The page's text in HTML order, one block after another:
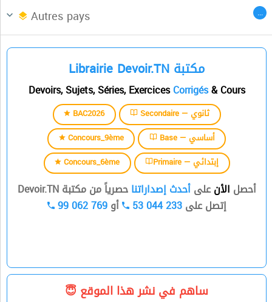
السنة الثالثة
السنة الرابعة
السنة الخامسة
السنة السادسة
Autres pays ...
Afrique du Nord
Librairie Devoir.TN مكتبة
Devoirs, Sujets, Séries, ExercicesCorrigés& Cours
BAC2026
Secondaire — ثانوي
Concours_9ème
Base — أساسي
Concours_6ème
Primaire — إبتدائي
أحصل الأنعلىأحدث إصداراتناحصرياً من مكتبة Devoir.TN
إتصل على53 044 233 أو99 062 769
ساهم في نشر هذا الموقع 😇